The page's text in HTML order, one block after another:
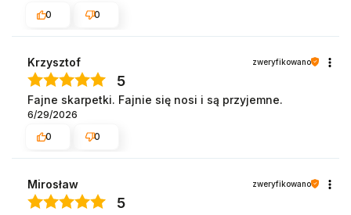
0
0
Krzysztof zweryfikowano
5
Fajne skarpetki. Fajnie się nosi i są przyjemne.
6/29/2026
0
0
Mirosław zweryfikowano
5